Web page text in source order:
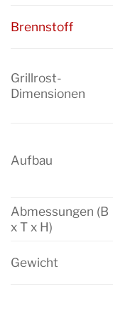
Brennstoff
Grillrost-
Dimensionen
Aufbau
Abmessungen (B
x T x H)
Gewicht